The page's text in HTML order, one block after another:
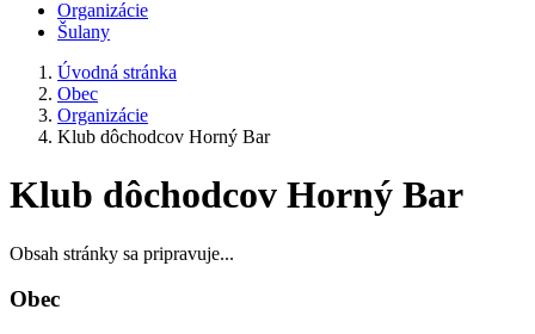
Organizácie
Šulany
Úvodná stránka
Obec
Organizácie
Klub dôchodcov Horný Bar
Klub dôchodcov Horný Bar
Obsah stránky sa pripravuje...
Obec